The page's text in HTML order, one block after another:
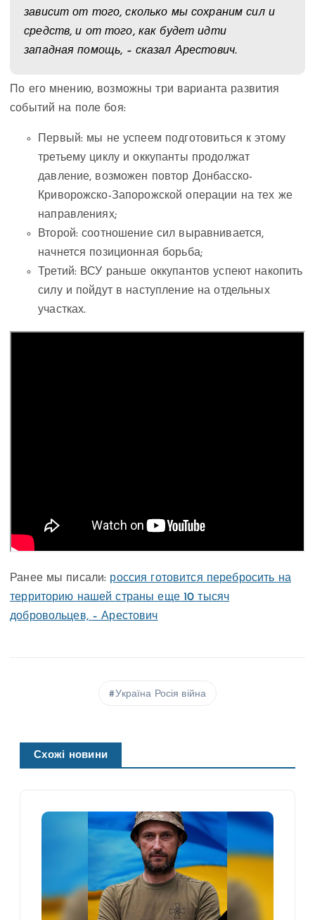
зависит от того, сколько мы сохраним сил и
средств, и от того, как будет идти
западная помощь, – сказал Арестович.
По его мнению, возможны три варианта развития
событий на поле боя:
Первый: мы не успеем подготовиться к этому
третьему циклу и оккупанты продолжат
давление, возможен повтор Донбасско-
Криворожско-Запорожской операции на тех же
направлениях;
Второй: соотношение сил выравнивается,
начнется позиционная борьба;
Третий: ВСУ раньше оккупантов успеют накопить
силу и пойдут в наступление на отдельных
участках.
Ранее мы писали: россия готовится перебросить на
территорию нашей страны еще 10 тысяч
добровольцев, – Арестович
Україна Росія війна
Схожі новини